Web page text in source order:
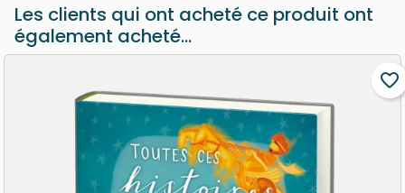
Les clients qui ont acheté ce produit ont
également acheté...
favorite_border